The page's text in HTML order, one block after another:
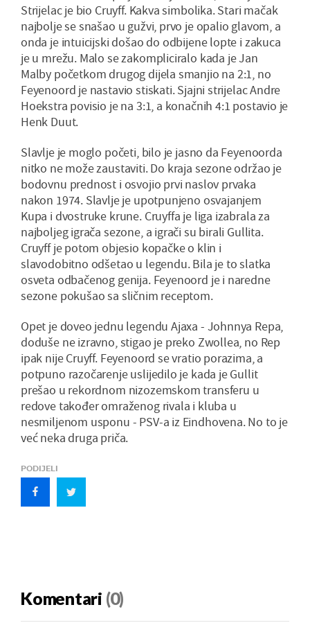
Strijelac je bio Cruyff. Kakva simbolika. Stari mačak
najbolje se snašao u gužvi, prvo je opalio glavom, a
onda je intuicijski došao do odbijene lopte i zakuca
je u mrežu. Malo se zakompliciralo kada je Jan
Malby početkom drugog dijela smanjio na 2:1, no
Feyenoord je nastavio stiskati. Sjajni strijelac Andre
Hoekstra povisio je na 3:1, a konačnih 4:1 postavio je
Henk Duut.
Slavlje je moglo početi, bilo je jasno da Feyenoorda
nitko ne može zaustaviti. Do kraja sezone održao je
bodovnu prednost i osvojio prvi naslov prvaka
nakon 1974. Slavlje je upotpunjeno osvajanjem
Kupa i dvostruke krune. Cruyffa je liga izabrala za
najboljeg igrača sezone, a igrači su birali Gullita.
Cruyff je potom objesio kopačke o klin i
slavodobitno odšetao u legendu. Bila je to slatka
osveta odbačenog genija. Feyenoord je i naredne
sezone pokušao sa sličnim receptom.
Opet je doveo jednu legendu Ajaxa - Johnnya Repa,
doduše ne izravno, stigao je preko Zwollea, no Rep
ipak nije Cruyff. Feyenoord se vratio porazima, a
potpuno razočarenje uslijedilo je kada je Gullit
prešao u rekordnom nizozemskom transferu u
redove također omraženog rivala i kluba u
nesmiljenom usponu - PSV-a iz Eindhovena. No to je
već neka druga priča.
PODIJELI
Komentari (0)